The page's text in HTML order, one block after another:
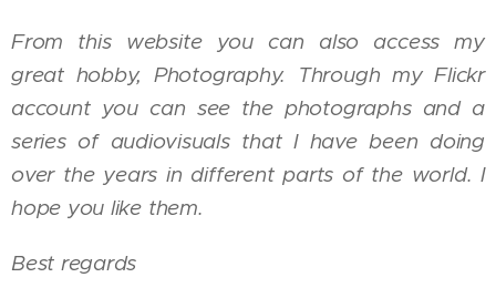
From this website you can also access my
great hobby, Photography. Through my Flickr
account you can see the photographs and a
series of audiovisuals that I have been doing
over the years in different parts of the world. I
hope you like them.
Best regards